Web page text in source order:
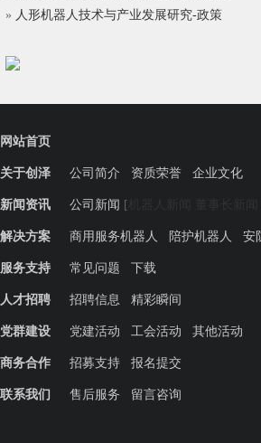
» 人形机器人技术与产业发展研究-政策
网站首页
关于创泽 公司简介 资质荣誉 企业文化
新闻资讯 公司新闻 [
解决方案 商用服务机器人 陪护机器人 安
服务支持 常见问题 下载
人才招聘 招聘信息 精彩瞬间
党群建设 党建活动 工会活动 其他活动
商务合作 招募支持 报名提交
联系我们 售后服务 留言咨询